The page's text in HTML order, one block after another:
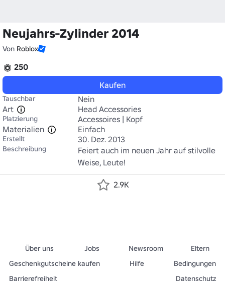
Neujahrs-Zylinder 2014
Von Roblox
250
Kaufen
Tauschbar
Nein
Art
Head Accessories
Platzierung
Accessoires | Kopf
Materialien
Einfach
Erstellt 30. Dez. 2013
Beschreibung
Feiert auch im neuen Jahr auf stilvolle
Weise, Leute!
2.9K
Über uns Jobs Newsroom
Eltern
Geschenkgutscheine kaufen
Hilfe
Bedingungen
Barrierefreiheit
Datenschutz